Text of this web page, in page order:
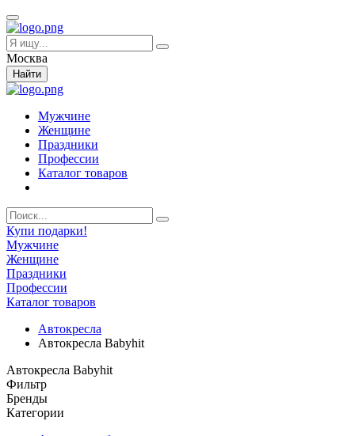
Москва
Найти
Мужчине
Женщине
Праздники
Профессии
Каталог товаров
Купи подарки!
Мужчине
Женщине
Праздники
Профессии
Каталог товаров
Автокресла
Автокресла Babyhit
Автокресла Babyhit
Фильтр
Бренды
Категории